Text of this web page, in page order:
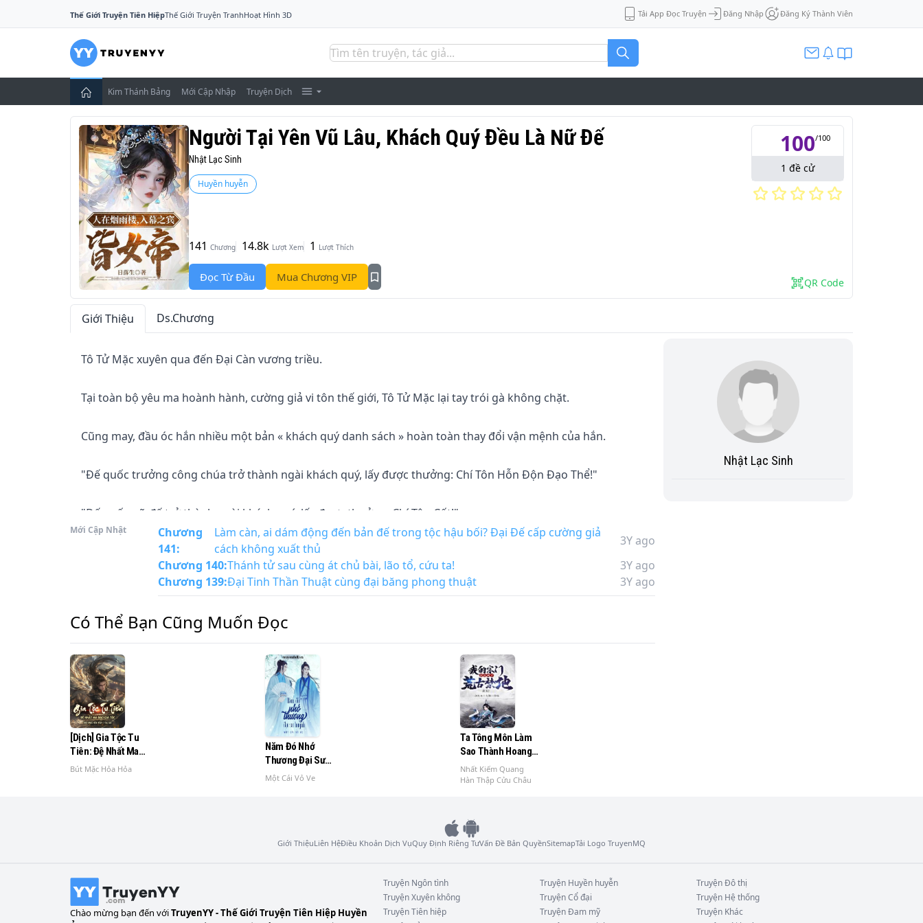
Thế Giới Truyện Tiên HiệpThế Giới Truyện TranhHoạt Hình 3D Tải App Đọc Truyện Đăng Nhập Đăng Ký Thành Viên
Kim Thánh Bảng Mới Cập Nhập Truyện Dịch
Người Tại Yên Vũ Lâu, Khách Quý Đều Là Nữ Đế
Nhật Lạc Sinh
Huyền huyễn
141 Chương 14.8k Lượt Xem 1 Lượt Thích
Đọc Từ Đầu Mua Chương VIP
100/100
1 đề cử
QR Code
Giới Thiệu Ds.Chương
Tô Tử Mặc xuyên qua đến Đại Càn vương triều.
Tại toàn bộ yêu ma hoành hành, cường giả vi tôn thế giới, Tô Tử Mặc lại tay trói gà không chặt.
Cũng may, đầu óc hắn nhiều một bản « khách quý danh sách » hoàn toàn thay đổi vận mệnh của hắn.
"Đế quốc trưởng công chúa trở thành ngài khách quý, lấy được thưởng: Chí Tôn Hỗn Độn Đạo Thể!"
"Đế quốc nữ đế trở thành ngài khách quý, lấy được thưởng: Chí Tôn Cốt!"
"Thánh cung thánh nữ trở thành ngài khách quý, thu hoạch được Thần Thông: Đại Nhân Quả Thuật!"
"Thần điện thần nữ trở thành ngài khách quý, thu hoạch được Thần Thông: Đại Vận Mệnh Thuật!"
Mới Cập Nhật
Chương
141:
Làm càn, ai dám động đến bản đế trong tộc hậu bối? Đại Đế cấp cường giả
cách không xuất thủ
3Y ago
Chương 140:Thánh tử sau cùng át chủ bài, lão tổ, cứu ta!
3Y ago
Chương 139:Đại Tinh Thần Thuật cùng đại băng phong thuật 3Y ago
Có Thể Bạn Cũng Muốn Đọc
[Dịch] Gia Tộc Tu
Tiên: Đệ Nhất Ma
Đạo Gia Tộc
Bút Mặc Hỏa Hỏa
Năm Đó Nhớ
Thương Đại Sư
Huynh
Một Cái Vỏ Ve
Ta Tông Môn Làm
Sao Thành Hoang
Cổ Cấm Địa
Nhất Kiếm Quang
Hàn Thập Cửu Châu
Nhật Lạc Sinh
Giới ThiệuLiên HệĐiều Khoản Dịch VụQuy Định Riêng TưVấn Đề Bản QuyềnSitemapTải Logo TruyenMQ
Chào mừng bạn đến vớiTruyenYY - Thế Giới Truyện Tiên Hiệp Huyền
Truyện Ngôn tình Truyện Huyền huyễn TruyệnĐô thị
TruyệnXuyên không TruyệnCổ đại Truyện Hệ thống
TruyệnTiên hiệp TruyệnĐam mỹ Truyện Khác